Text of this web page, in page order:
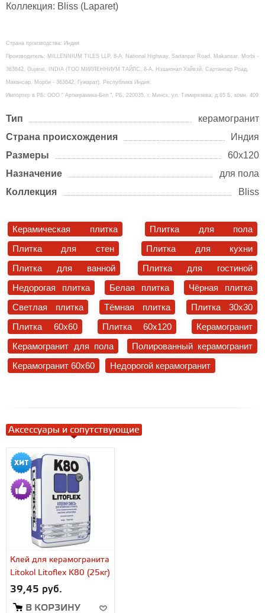
Коллекция: Bliss (Laparet)
Страна производства: Индия
Производитель: MILLENNIUM TILES LLP, 8-А, National Highway, Sartanpar Road, Makansar, Morbi -
363642, Gujarat, INDIA (TOO МИЛЛЕННИУМ ТАЙЛС, 8-А, Нэшионал Хайвэй, Сартанпар Роад,
Макансар, Морби - 363642, Гужарат), Республика Индия.
Импортер в РБ: ООО " Арткерамика-Бел ", РБ, 220035, г. Минск, ул. Тимирязева, д.65 Б, комн. 409
Тип
керамогранит
Страна происхождения
Индия
Размеры
60х120
Назначение
для пола
Коллекция
Bliss
Керамическая плитка
Плитка для пола
Плитка для стен
Плитка для кухни
Плитка для ванной
Плитка для гостиной
Недорогая плитка
Белая плитка
Чёрная плитка
Светлая плитка
Тёмная плитка
Плитка 30x30
Плитка 60x60
Плитка 60x120
Керамогранит
Керамогранит для пола
Полированный керамогранит
Керамогранит 60x60
Недорогой керамогранит
Аксессуары и сопутствующие
Клей для керамогранита
Litokol Litoflex K80 (25кг)
39,45 руб.
В КОРЗИНУ